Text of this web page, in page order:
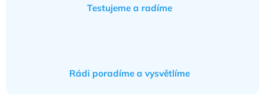
Testujeme a radíme
Rádi poradíme a vysvětlíme